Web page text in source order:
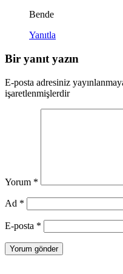
Bende
Yanıtla
Bir yanıt yazın
E-posta adresiniz
işaretlenmişlerdir
Yorum *
Ad *
E-posta *